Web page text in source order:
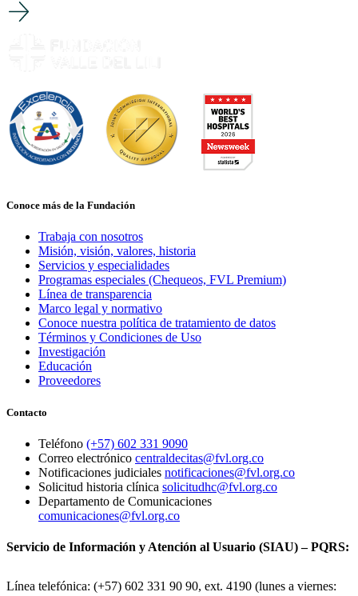
Conoce más de la Fundación
Trabaja con nosotros
Misión, visión, valores, historia
Servicios y especialidades
Programas especiales (Chequeos, FVL Premium)
Línea de transparencia
Marco legal y normativo
Conoce nuestra política de tratamiento de datos
Términos y Condiciones de Uso
Investigación
Educación
Proveedores
Contacto
Teléfono (+57) 602 331 9090
Correo electrónico centraldecitas@fvl.org.co
Notificaciones judiciales notificaciones@fvl.org.co
Solicitud historia clínica solicitudhc@fvl.org.co
Departamento de Comunicaciones
comunicaciones@fvl.org.co
Servicio de Información y Atención al Usuario (SIAU) – PQRS:
Línea telefónica: (+57) 602 331 90 90, ext. 4190 (lunes a viernes: